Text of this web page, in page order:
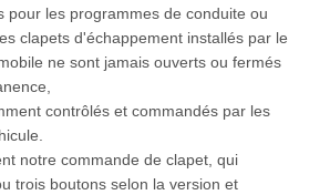
pour les programmes de conduite ou
clapets d'échappement installés par le
ne sont jamais ouverts ou fermés
contrôlés et commandés par les
notre commande de clapet, qui
trois boutons selon la version et